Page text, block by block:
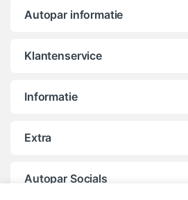
Autopar informatie
Klantenservice
Informatie
Extra
Autopar Socials